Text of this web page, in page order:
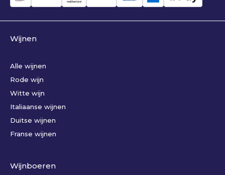
Wijnen
Alle wijnen
Rode wijn
Witte wijn
Italiaanse wijnen
Duitse wijnen
Franse wijnen
Wijnboeren